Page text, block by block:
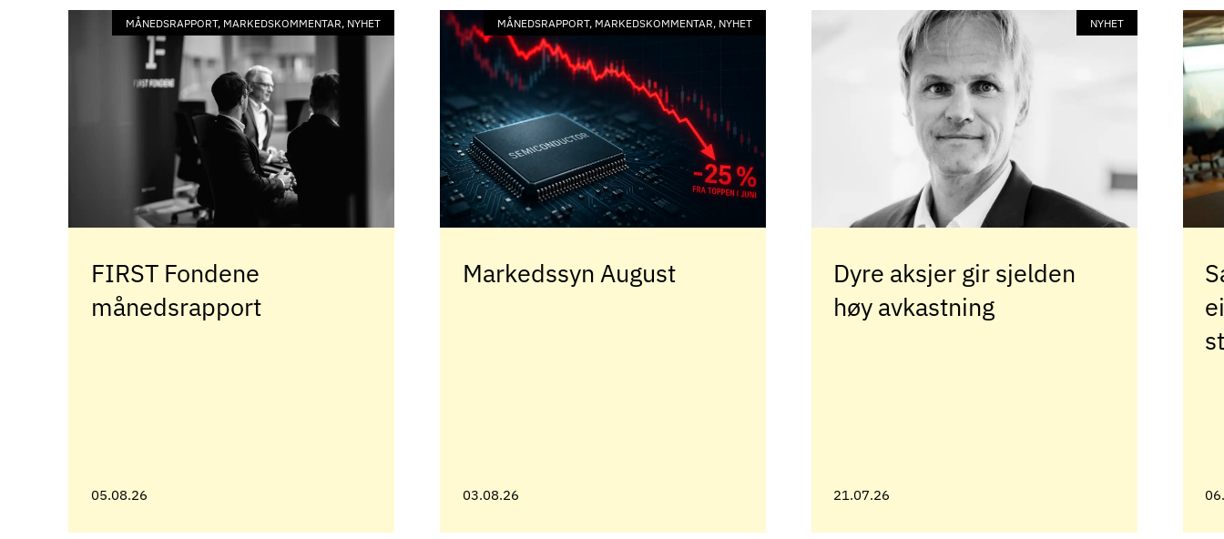
MÅNEDSRAPPORT, MARKEDSKOMMENTAR, NYHET
FIRST Fondene
månedsrapport
05.08.26
MÅNEDSRAPPORT, MARKEDSKOMMENTAR, NYHET
Markedssyn August
03.08.26
NYHET
Dyre aksjer gir sjelden
høy avkastning
21.07.26